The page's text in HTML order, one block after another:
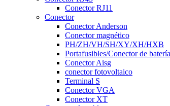
Conector RJ11
Conector
Conector Anderson
Conector magnético
PH/ZH/VH/SH/XY/XH/HXB
Portafusibles/Conector de batería
Conector Aisg
conector fotovoltaico
Terminal S
Conector VGA
Conector XT